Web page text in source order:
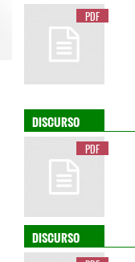
PDF
DISCURSO
PDF
DISCURSO